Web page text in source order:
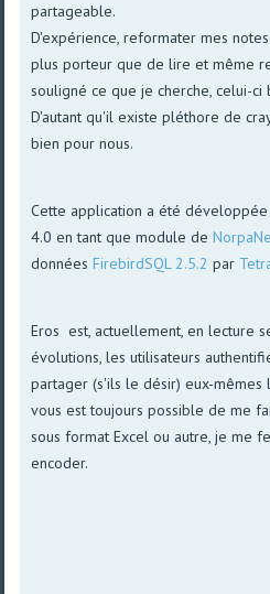
partageable.
D'expérience, reformater mes
plus porteur que de lire et même
souligné ce que je cherche, celui-
D'autant qu'il existe pléthore de
bien pour nous.
Cette application a été développée
4.0 en tant que module de
donnéesFirebirdSQL 2.5.2 par
Eros est, actuellement, en lecture
évolutions, les utilisateurs
partager (s'ils le désir) eux-mêmes
vous est toujours possible de me
sous format Excel ou autre, je me
encoder.